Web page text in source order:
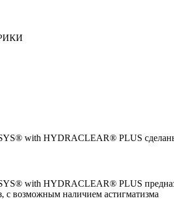
with HYDRACLEAR® PLUS сделаны
with HYDRACLEAR® PLUS
с возможным наличием астигматизма